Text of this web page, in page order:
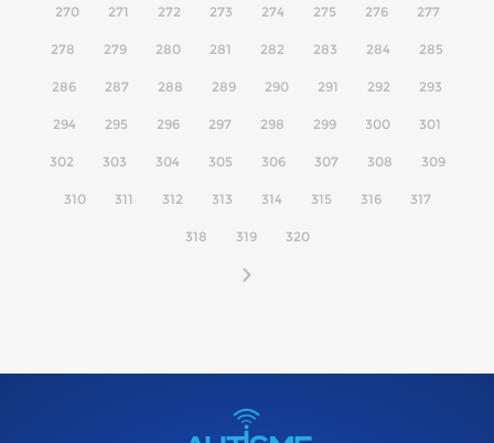
270 271 272 273 274 275 276 277
278 279 280 281 282 283 284 285
286 287 288 289 290 291 292 293
294 295 296 297 298 299 300 301
302 303 304 305 306 307 308 309
310 311 312 313 314 315 316 317
318 319 320